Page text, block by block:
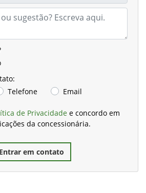
Telefone Email
de Privacidade e concordo em
da concessionária.
Entrar em contato